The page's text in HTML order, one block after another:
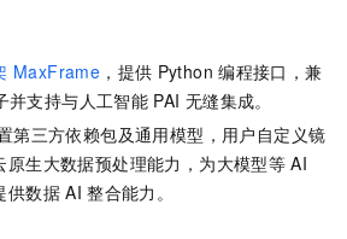
MaxFrame ，提供 Python 编程接口，兼
并支持与人工智能 PAI 无缝集成。
第三方依赖包及通用模型，用户自定义镜
原生大数据预处理能力，为大模型等 AI
供数据 AI 整合能力。